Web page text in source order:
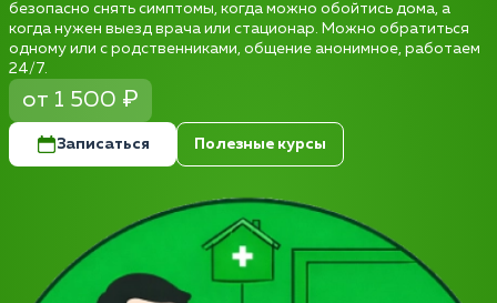
безопасно снять симптомы, когда можно обойтись дома, а
когда нужен выезд врача или стационар. Можно обратиться
одному или с родственниками, общение анонимное, работаем
24/7.
от 1 500 ₽
Записаться Полезные курсы